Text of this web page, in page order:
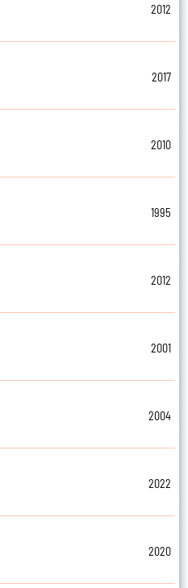
2012
2017
2010
1995
2012
2001
2004
2022
2020